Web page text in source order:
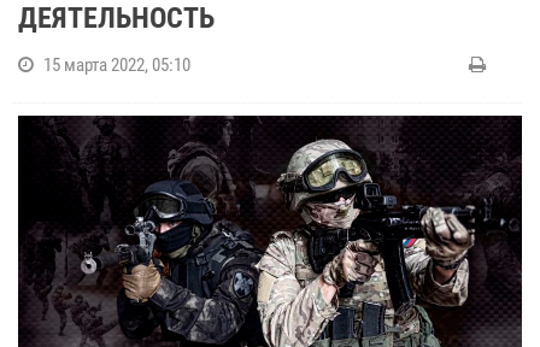
ДЕЯТЕЛЬНОСТЬ
15 марта 2022, 05:10